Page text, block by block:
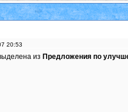
20:53
из Предложения по